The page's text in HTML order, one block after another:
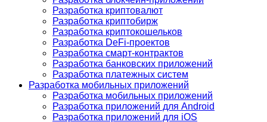
Разработка криптовалют
Разработка криптобирж
Разработка криптокошельков
Разработка DeFi-проектов
Разработка смарт-контрактов
Разработка банковских приложений
Разработка платежных систем
Разработка мобильных приложений
Разработка мобильных приложений
Разработка приложений для Android
Разработка приложений для iOS